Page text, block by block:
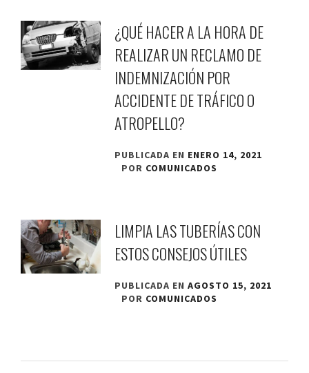
¿QUÉ HACER A LA HORA DE
REALIZAR UN RECLAMO DE
INDEMNIZACIÓN POR
ACCIDENTE DE TRÁFICO O
ATROPELLO?
PUBLICADA EN ENERO 14, 2021
POR COMUNICADOS
LIMPIA LAS TUBERÍAS CON
ESTOS CONSEJOS ÚTILES
PUBLICADA ENAGOSTO 15, 2021
POR COMUNICADOS